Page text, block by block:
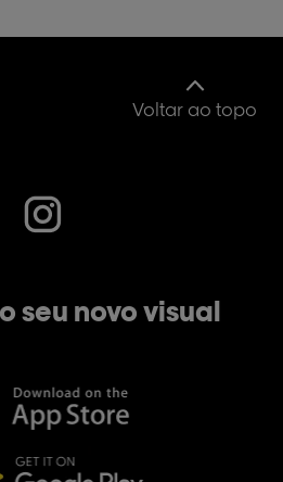
Voltar ao topo
seu novo visual